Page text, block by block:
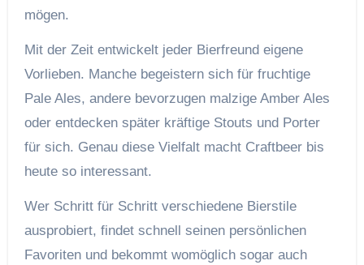
mögen.
Mit der Zeit entwickelt jeder Bierfreund eigene
Vorlieben. Manche begeistern sich für fruchtige
Pale Ales, andere bevorzugen malzige Amber Ales
oder entdecken später kräftige Stouts und Porter
für sich. Genau diese Vielfalt macht Craftbeer bis
heute so interessant.
Wer Schritt für Schritt verschiedene Bierstile
ausprobiert, findet schnell seinen persönlichen
Favoriten und bekommt womöglich sogar auch